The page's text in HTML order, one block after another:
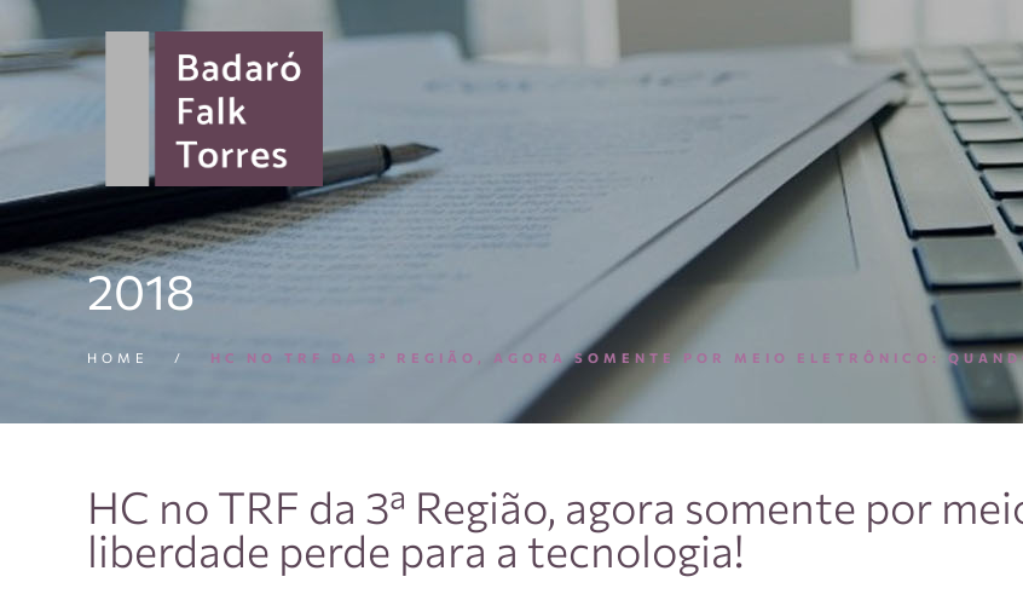
HOME / HC NO TRF DA 3ª REGIÃO, AGORA SOMENTE POR MEIO ELETRÔNICO:
2018
HC no TRF da 3ª Região, agora somente por
liberdade perde para a tecnologia!